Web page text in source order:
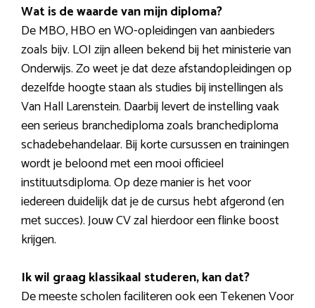
Wat is de waarde van mijn diploma?
De MBO, HBO en WO-opleidingen van aanbieders
zoals bijv. LOI zijn alleen bekend bij het ministerie van
Onderwijs. Zo weet je dat deze afstandopleidingen op
dezelfde hoogte staan als studies bij instellingen als
Van Hall Larenstein. Daarbij levert de instelling vaak
een serieus branchediploma zoals branchediploma
schadebehandelaar. Bij korte cursussen en trainingen
wordt je beloond met een mooi officieel
instituutsdiploma. Op deze manier is het voor
iedereen duidelijk dat je de cursus hebt afgerond (en
met succes). Jouw CV zal hierdoor een flinke boost
krijgen.
Ik wil graag klassikaal studeren, kan dat?
De meeste scholen faciliteren ook een Tekenen Voor